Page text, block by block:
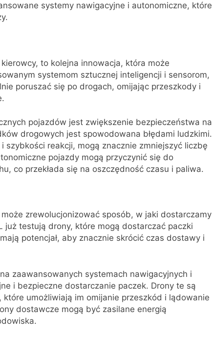
systemy nawigacyjne i autonomiczne, które
to kolejna innowacja, która może
systemom sztucznej inteligencji i sensorom,
poruszać się po drogach, omijając przeszkody i
pojazdów jest zwiększenie bezpieczeństwa na
drogowych jest spowodowana błędami ludzkimi.
reakcji, mogą znacznie zmniejszyć liczbę
pojazdy mogą przyczynić się do
co przekłada się na oszczędność czasu i paliwa.
zrewolucjonizować sposób, w jaki dostarczamy
już testują drony, które mogą dostarczać paczki
potencjał, aby znacznie skrócić czas dostawy i
zaawansowanych systemach nawigacyjnych i
i bezpieczne dostarczanie paczek. Drony te są
umożliwiają im omijanie przeszkód i lądowanie
dostawcze mogą być zasilane energią